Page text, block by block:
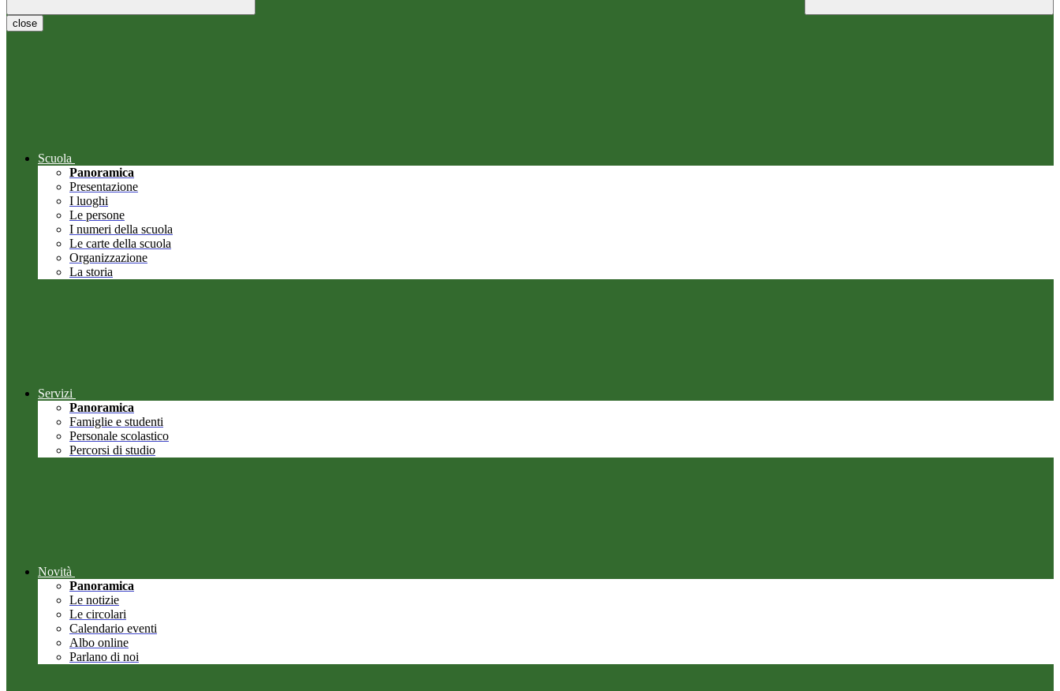
close
Scuola
Panoramica
Presentazione
I luoghi
Le persone
I numeri della scuola
Le carte della scuola
Organizzazione
La storia
Servizi
Panoramica
Famiglie e studenti
Personale scolastico
Percorsi di studio
Novità
Panoramica
Le notizie
Le circolari
Calendario eventi
Albo online
Parlano di noi